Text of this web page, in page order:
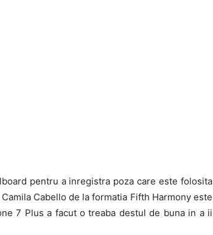
pentru a inregistra poza care este folosita
Cabello de la formatia Fifth Harmony este
7 Plus a facut o treaba destul de buna in a ii